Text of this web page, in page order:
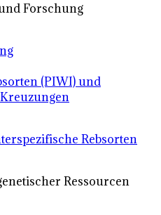
Forschung
(PIWI) und
Rebsorten
Ressourcen